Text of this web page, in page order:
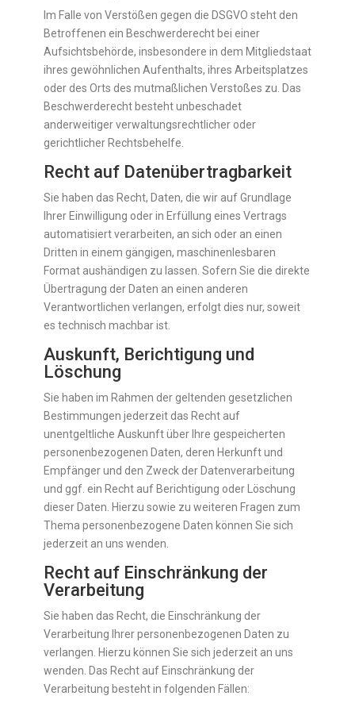
Im Falle von Verstößen gegen die DSGVO steht den
Betroffenen ein Beschwerderecht bei einer
Aufsichtsbehörde, insbesondere in dem Mitgliedstaat
ihres gewöhnlichen Aufenthalts, ihres Arbeitsplatzes
oder des Orts des mutmaßlichen Verstoßes zu. Das
Beschwerderecht besteht unbeschadet
anderweitiger verwaltungsrechtlicher oder
gerichtlicher Rechtsbehelfe.
Recht auf Daten­übertrag­barkeit
Sie haben das Recht, Daten, die wir auf Grundlage
Ihrer Einwilligung oder in Erfüllung eines Vertrags
automatisiert verarbeiten, an sich oder an einen
Dritten in einem gängigen, maschinenlesbaren
Format aushändigen zu lassen. Sofern Sie die direkte
Übertragung der Daten an einen anderen
Verantwortlichen verlangen, erfolgt dies nur, soweit
es technisch machbar ist.
Auskunft, Berichtigung und
Löschung
Sie haben im Rahmen der geltenden gesetzlichen
Bestimmungen jederzeit das Recht auf
unentgeltliche Auskunft über Ihre gespeicherten
personenbezogenen Daten, deren Herkunft und
Empfänger und den Zweck der Datenverarbeitung
und ggf. ein Recht auf Berichtigung oder Löschung
dieser Daten. Hierzu sowie zu weiteren Fragen zum
Thema personenbezogene Daten können Sie sich
jederzeit an uns wenden.
Recht auf Einschränkung der
Verarbeitung
Sie haben das Recht, die Einschränkung der
Verarbeitung Ihrer personenbezogenen Daten zu
verlangen. Hierzu können Sie sich jederzeit an uns
wenden. Das Recht auf Einschränkung der
Verarbeitung besteht in folgenden Fällen: